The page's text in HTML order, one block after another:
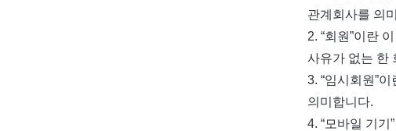
관계회사를 의
2. “회원”이란
사유가 없는 한
3. “임시회원”
의미합니다.
4. “모바일 기